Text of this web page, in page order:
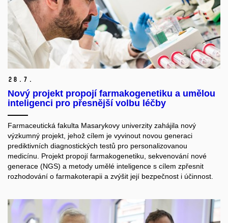
28. 7.
Nový projekt propojí farmakogenetiku a umělou
inteligenci pro přesnější volbu léčby
Farmaceutická fakulta Masarykovy univerzity zahájila nový
výzkumný projekt, jehož cílem je vyvinout novou generaci
prediktivních diagnostických testů pro personalizovanou
medicínu. Projekt propojí farmakogenetiku, sekvenování nové
generace (NGS) a metody umělé inteligence s cílem zpřesnit
rozhodování o farmakoterapii a zvýšit její bezpečnost i účinnost.